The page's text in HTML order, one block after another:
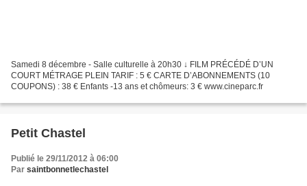
Samedi 8 décembre - Salle culturelle à 20h30 ↓ FILM PRÉCÉDÉ D’UN
COURT MÉTRAGE PLEIN TARIF : 5 € CARTE D’ABONNEMENTS (10
COUPONS) : 38 € Enfants -13 ans et chômeurs: 3 € www.cineparc.fr
Petit Chastel
Publié le 29/11/2012 à 06:00
Par saintbonnetlechastel